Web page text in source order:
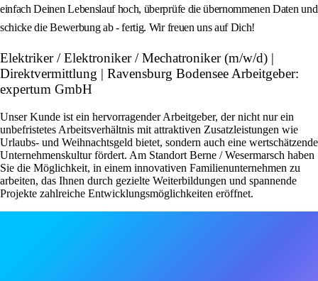
einfach Deinen Lebenslauf hoch, überprüfe die übernommenen Daten und
schicke die Bewerbung ab - fertig. Wir freuen uns auf Dich!
Elektriker / Elektroniker / Mechatroniker (m/w/d) |
Direktvermittlung | Ravensburg Bodensee Arbeitgeber:
expertum GmbH
Unser Kunde ist ein hervorragender Arbeitgeber, der nicht nur ein
unbefristetes Arbeitsverhältnis mit attraktiven Zusatzleistungen wie
Urlaubs- und Weihnachtsgeld bietet, sondern auch eine wertschätzende
Unternehmenskultur fördert. Am Standort Berne / Wesermarsch haben
Sie die Möglichkeit, in einem innovativen Familienunternehmen zu
arbeiten, das Ihnen durch gezielte Weiterbildungen und spannende
Projekte zahlreiche Entwicklungsmöglichkeiten eröffnet.